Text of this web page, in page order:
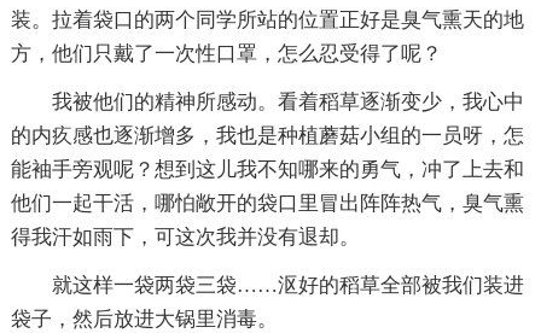
装。拉着袋口的两个同学所站的位置正好是臭气熏天的地
方，他们只戴了一次性口罩，怎么忍受得了呢？
我被他们的精神所感动。看着稻草逐渐变少，我心中
的内疚感也逐渐增多，我也是种植蘑菇小组的一员呀，怎
能袖手旁观呢？想到这儿我不知哪来的勇气，冲了上去和
他们一起干活，哪怕敞开的袋口里冒出阵阵热气，臭气熏
得我汗如雨下，可这次我并没有退却。
就这样一袋两袋三袋……沤好的稻草全部被我们装进
袋子，然后放进大锅里消毒。